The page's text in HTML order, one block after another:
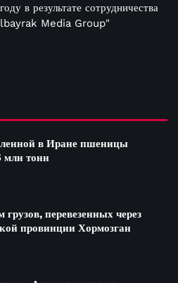
в результате сотрудничества
Media Group"
в Иране пшеницы
млн тонн
грузов, перевезенных через
провинции Хормозган